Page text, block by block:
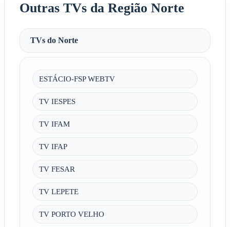
Outras TVs da Região Norte
TVs do Norte
ESTÁCIO-FSP WEBTV
TV IESPES
TV IFAM
TV IFAP
TV FESAR
TV LEPETE
TV PORTO VELHO